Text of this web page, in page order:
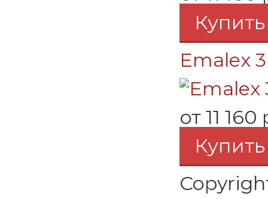
Купить
Emalex
от 11 160
Купить